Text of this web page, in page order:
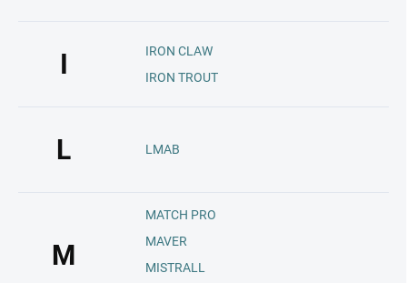
I
IRON CLAW
IRON TROUT
L LMAB
M
MATCH PRO
MAVER
MISTRALL